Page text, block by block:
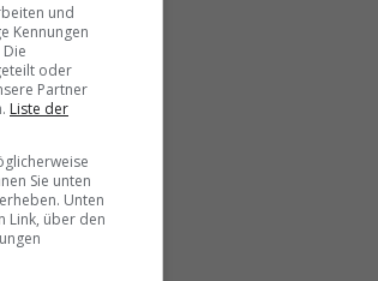
und
Kennungen
oder
Partner
Liste der
Sie unten
Unten
Link, über den